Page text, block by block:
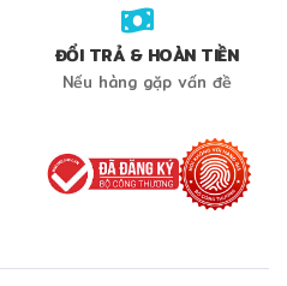
ĐỔI TRẢ & HOÀN TIỀN
Nếu hàng gặp vấn đề